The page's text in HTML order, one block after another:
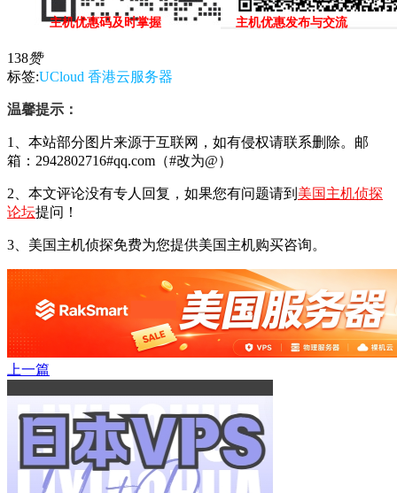
主机优惠码及时掌握 主机优惠发布与交流
138赞
标签:UCloud 香港云服务器
温馨提示：
1、本站部分图片来源于互联网，如有侵权请联系删除。邮
箱：2942802716#qq.com（#改为@）
2、本文评论没有专人回复，如果您有问题请到 美国主机侦探
论坛提问！
3、美国主机侦探免费为您提供美国主机购买咨询。
上一篇